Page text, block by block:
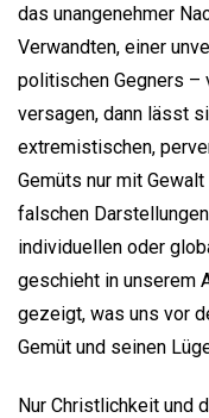
das unangenehmer
Verwandten, einer
politischen Gegners –
versagen, dann lässt
extremistischen,
Gemüts nur mit
falschen
individuellen oder
geschieht in unserem
gezeigt, was uns vor
Gemüt und seinen
Nur Christlichkeit und